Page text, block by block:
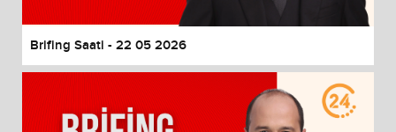
Brifing Saati - 22 05 2026